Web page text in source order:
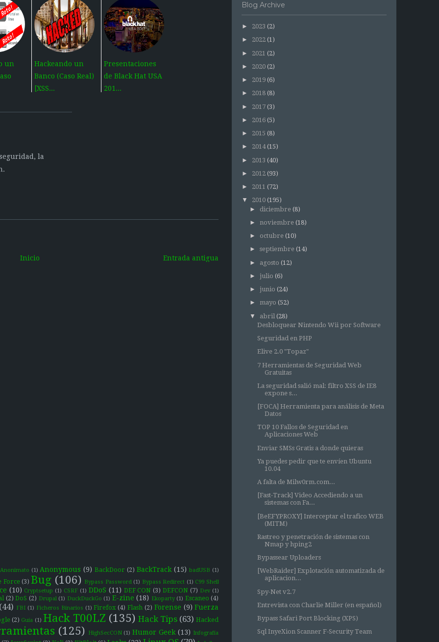
un
Hackeando un
Banco (Caso Real)
[XSS...
Presentaciones
de Black Hat USA
201...
la
Entrada antigua
Inicio
Anonimato (1) Anonymous (9) BackDoor (2) BackTrack (15) badUSB (1)
Force (3) Bug (106) Bypass Password (1) Bypass Redirect (1) C99 Shell
(10) Cryptsetup (1) CSRF (1) DDoS (11) DEF CON (3) DEFCON (7) Dev (1)
(2) DoS (2) Drupal (1) DuckDuckGo (1) E-zine (18) Ekoparty (1) Escaneo (4)
(44) FBI (1) Ficheros Binarios (1) Firefox (4) Flash (2) Forense (9) Fuerza
(2) Guía (1) Hack T00LZ (135) Hack Tips (63) Hacked
(125) HighSecCON (1) Humor Geek (13) Infografía
Blog Archive
► 2023 (2)
► 2022 (1)
► 2021 (2)
► 2020 (2)
► 2019 (6)
► 2018 (8)
► 2017 (3)
► 2016 (5)
► 2015 (8)
► 2014 (15)
► 2013 (40)
► 2012 (93)
► 2011 (72)
▼
2010 (195)
► diciembre (8)
► noviembre (18)
► octubre (10)
► septiembre (14)
► agosto (12)
► julio (6)
► junio (24)
► mayo (52)
▼
abril (28)
Desbloquear Nintendo Wii por Software
Seguridad en PHP
Elive 2.0 "Topaz"
7 Herramientas de Seguridad Web
Gratuitas
La seguridad salió mal: filtro XSS de IE8
expone s...
[FOCA] Herramienta para análisis de Meta
Datos
TOP 10 Fallos de Seguridad en
Aplicaciones Web
Enviar SMSs Gratis a donde quieras
Ya puedes pedir que te envíen Ubuntu
10.04
A falta de Milw0rm.com...
[Fast-Track] Video Accediendo a un
sistemas con Fa...
[BeEFYPROXY] Interceptar el trafico WEB
(MITM)
Rastreo y penetración de sistemas con
Nmap y hping2
Bypassear Uploaders
[WebRaider] Explotación automatizada de
aplicacion...
Spy-Net v2.7
Entrevista con Charlie Miller (en español)
Bypass Safari Port Blocking (XPS)
Sql InyeXion Scanner F-Security Team